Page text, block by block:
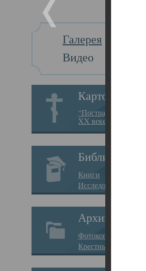
Галерея
Видео
Картотека
“Пострадавшие за
XX веке на Севере”
Библиотека
Книги
Исследования
Архив
Фотокопии дел
Крестные ходы